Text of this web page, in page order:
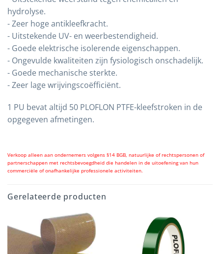
hydrolyse.
- Zeer hoge antikleefkracht.
- Uitstekende UV- en weerbestendigheid.
- Goede elektrische isolerende eigenschappen.
- Ongevulde kwaliteiten zijn fysiologisch onschadelijk.
- Goede mechanische sterkte.
- Zeer lage wrijvingscoëfficiënt.
1 PU bevat altijd 50 PLOFLON PTFE-kleefstroken in de
opgegeven afmetingen.
Verkoop alleen aan ondernemers volgens §14 BGB, natuurlijke of rechtspersonen of
partnerschappen met rechtsbevoegdheid die handelen in de uitoefening van hun
commerciële of onafhankelijke professionele activiteiten.
Gerelateerde producten